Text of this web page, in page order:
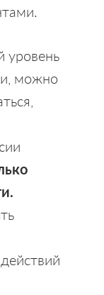
уровень
можно